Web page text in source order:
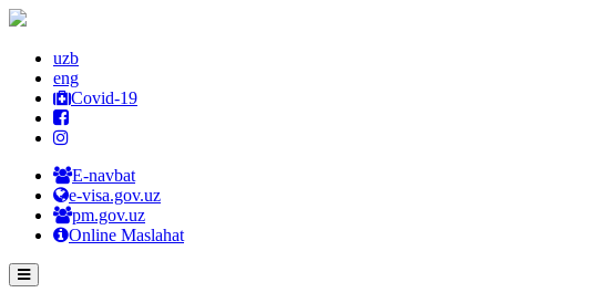
uzb
eng
Covid-19
E-navbat
e-visa.gov.uz
pm.gov.uz
Online Maslahat